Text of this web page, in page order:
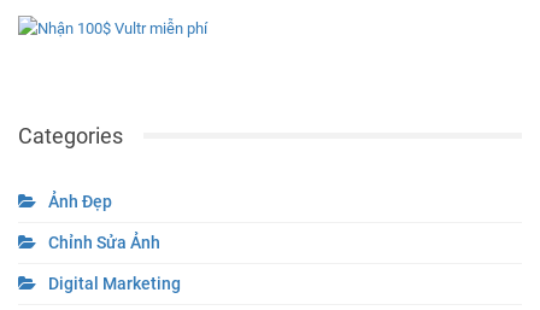
Categories
Ảnh Đẹp
Chỉnh Sửa Ảnh
Digital Marketing